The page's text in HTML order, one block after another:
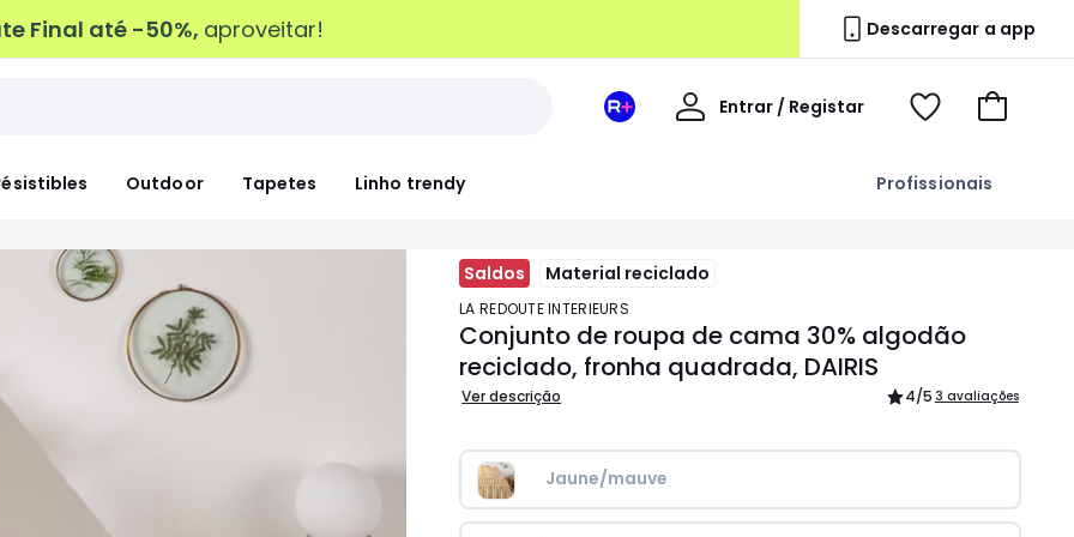
Final até -50%, aproveitar! Descarregar a app
Outdoor Tapetes Linho trendy Profissionais
Espaço
Entrar / Registar
Voir
Ir
carrinho
Saldos Material reciclado
LA REDOUTE INTERIEURS
Conjunto de roupa de cama 30% algodão
reciclado, fronha quadrada, DAIRIS
Ver descrição 4/5 3 avaliações
Jaune/mauve